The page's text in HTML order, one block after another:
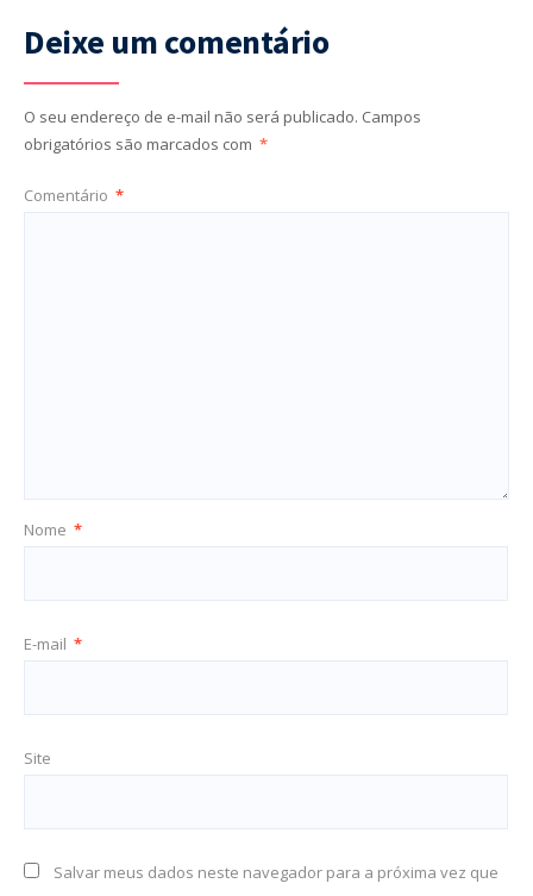
Deixe um comentário
O seu endereço de e-mail não será publicado. Campos
obrigatórios são marcados com *
Comentário *
Nome *
E-mail *
Site
Salvar meus dados neste navegador para a próxima vez que